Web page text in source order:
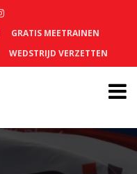
GRATIS MEETRAINEN
WEDSTRIJD VERZETTEN